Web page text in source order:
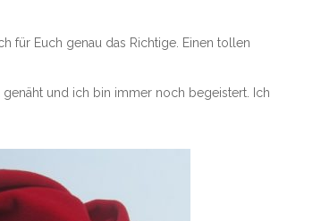
für Euch genau das Richtige. Einen tollen
und ich bin immer noch begeistert. Ich